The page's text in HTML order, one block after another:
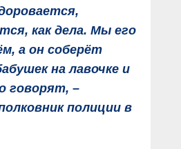
как дела. Мы его
а он соберёт
на лавочке и
говорят, –
полиции в